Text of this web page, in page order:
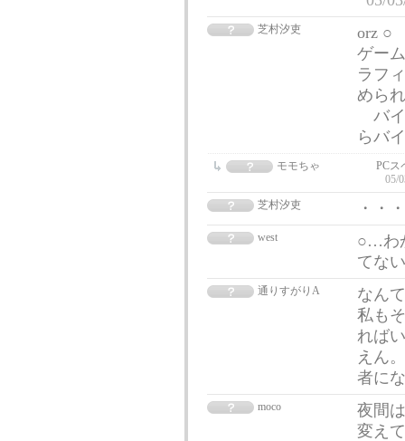
芝村汐吏
orz ○
ゲー
ラフ
めら
バイ
らバ
モモちゃ
PCス
05/
芝村汐吏
・・
west
○…わ
てな
通りすがりA
なん
私も
れば
えん
者に
moco
夜間
変え